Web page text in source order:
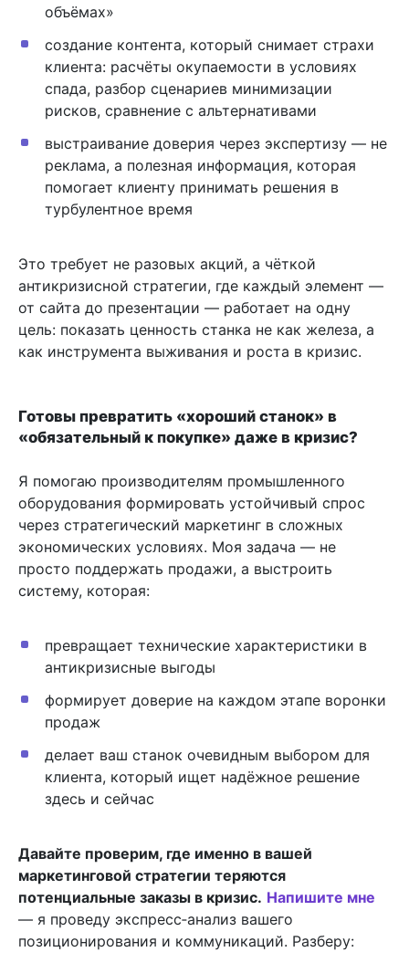
объёмах»
создание контента, который снимает страхи
клиента: расчёты окупаемости в условиях
спада, разбор сценариев минимизации
рисков, сравнение с альтернативами
выстраивание доверия через экспертизу — не
реклама, а полезная информация, которая
помогает клиенту принимать решения в
турбулентное время
Это требует не разовых акций, а чёткой
антикризисной стратегии, где каждый элемент —
от сайта до презентации — работает на одну
цель: показать ценность станка не как железа, а
как инструмента выживания и роста в кризис.
Готовы превратить «хороший станок» в
«обязательный к покупке» даже в кризис?
Я помогаю производителям промышленного
оборудования формировать устойчивый спрос
через стратегический маркетинг в сложных
экономических условиях. Моя задача — не
просто поддержать продажи, а выстроить
систему, которая:
превращает технические характеристики в
антикризисные выгоды
формирует доверие на каждом этапе воронки
продаж
делает ваш станок очевидным выбором для
клиента, который ищет надёжное решение
здесь и сейчас
Давайте проверим, где именно в вашей
маркетинговой стратегии теряются
потенциальные заказы в кризис. Напишите мне
— я проведу экспресс‑анализ вашего
позиционирования и коммуникаций. Разберу: